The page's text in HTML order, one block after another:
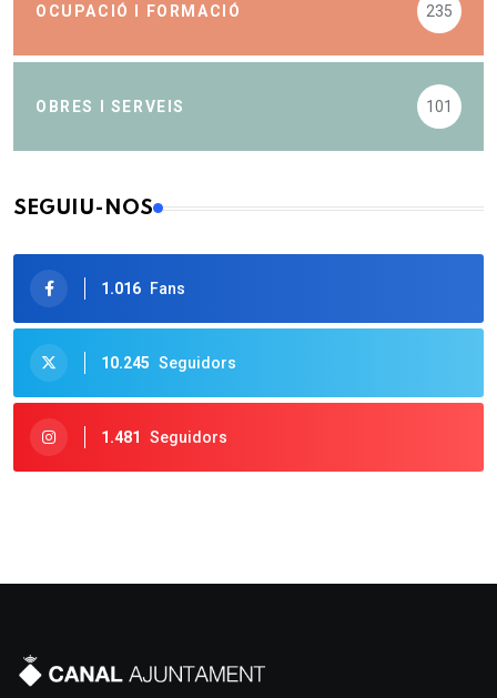
OCUPACIÓ I FORMACIÓ 235
OBRES I SERVEIS 101
SEGUIU-NOS
1.016 Fans
10.245 Seguidors
1.481 Seguidors